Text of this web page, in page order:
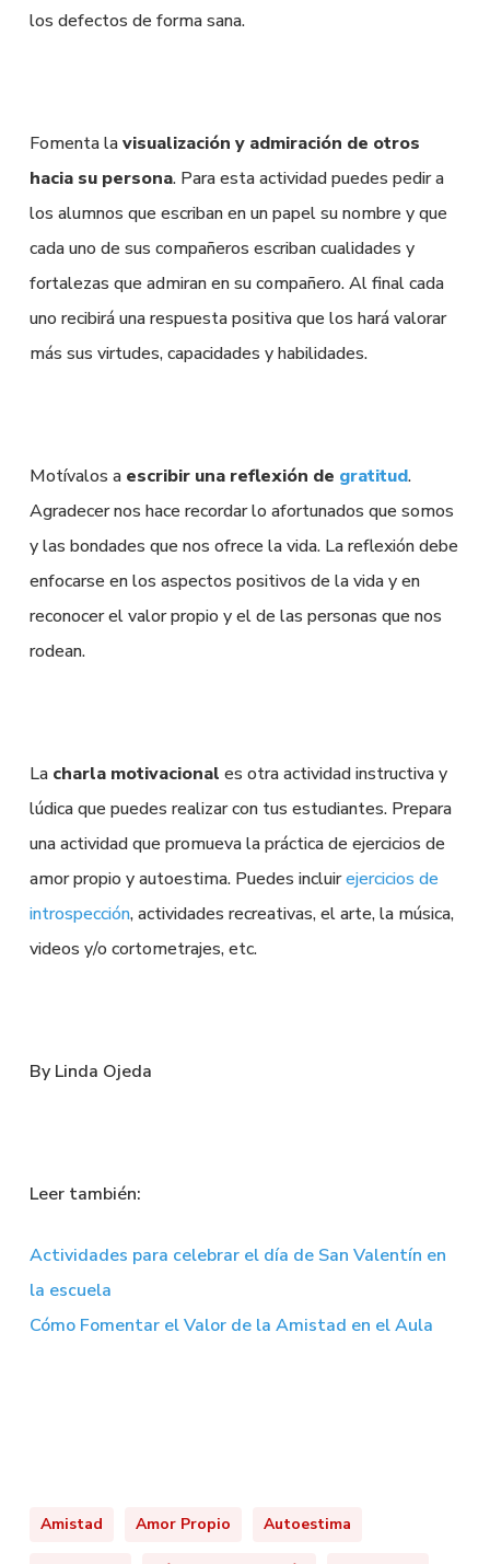
los defectos de forma sana.
Fomenta lavisualización y admiración de otros
hacia su persona. Para esta actividad puedes pedir a
los alumnos que escriban en un papel su nombre y que
cada uno de sus compañeros escriban cualidades y
fortalezas que admiran en su compañero. Al final cada
uno recibirá una respuesta positiva que los hará valorar
más sus virtudes, capacidades y habilidades.
Motívalos a escribir una reflexión de gratitud.
Agradecer nos hace recordar lo afortunados que somos
y las bondades que nos ofrece la vida. La reflexión debe
enfocarse en los aspectos positivos de la vida y en
reconocer el valor propio y el de las personas que nos
rodean.
La charla motivacional es otra actividad instructiva y
lúdica que puedes realizar con tus estudiantes. Prepara
una actividad que promueva la práctica de ejercicios de
amor propio y autoestima. Puedes incluirejercicios de
introspección, actividades recreativas, el arte, la música,
videos y/o cortometrajes, etc.
By Linda Ojeda
Leer también:
Actividades para celebrar el día de San Valentín en
la escuela
Cómo Fomentar el Valor de la Amistad en el Aula
Amistad Amor Propio Autoestima